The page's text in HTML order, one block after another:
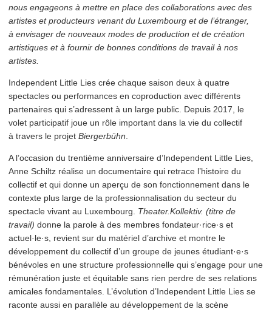
nous engageons à mettre en place des col­lab­o­ra­tions avec des
artistes et producteurs venant du Luxembourg et de l’étranger,
à envisager de nouveaux modes de production et de création
artistiques et à fournir de bonnes conditions de travail à nos
artistes.
Independent Little Lies crée chaque saison deux à quatre
spectacles ou per­for­mances en copro­duc­tion avec différents
partenaires qui s’adressent à un large public. Depuis 2017, le
volet par­tic­i­patif joue un rôle important dans la vie du collectif
à travers le projet Biergerbühn
A l’occasion du trentième anniver­saire d’In­de­pen­dent Little Lies,
Anne Schiltz réalise un doc­u­men­taire qui retrace l’histoire du
collectif et qui donne un aperçu de son fonc­tion­nement dans le
contexte plus large de la pro­fes­sion­nal­i­sa­tion du secteur du
spectacle vivant au Luxembourg. Theater.Kollektiv. (titre de
travail) donne la parole à des membres fondateur·rice·s et
actuel·le·s, revient sur du matériel d’archive et montre le
développe­ment du collectif d’un groupe de jeunes étudiant·e·s
bénévoles en une structure pro­fes­sion­nelle qui s’engage pour une
rémunéra­tion juste et équitable sans rien perdre de ses relations
amicales fon­da­men­tales. L’évolution d’In­de­pen­dent Little Lies se
raconte aussi en parallèle au développe­ment de la scène